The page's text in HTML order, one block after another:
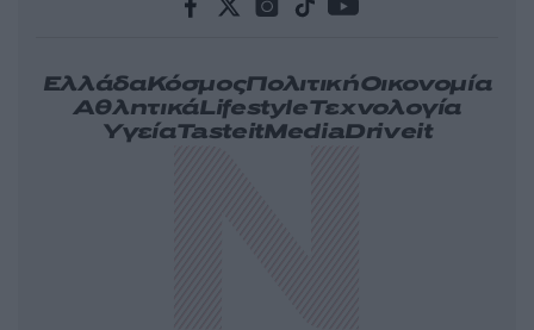
ΕλλάδαΚόσμοςΠολιτικήΟικονομία
ΑθλητικάLifestyleΤεχνολογία
ΥγείαTasteitMediaDriveit